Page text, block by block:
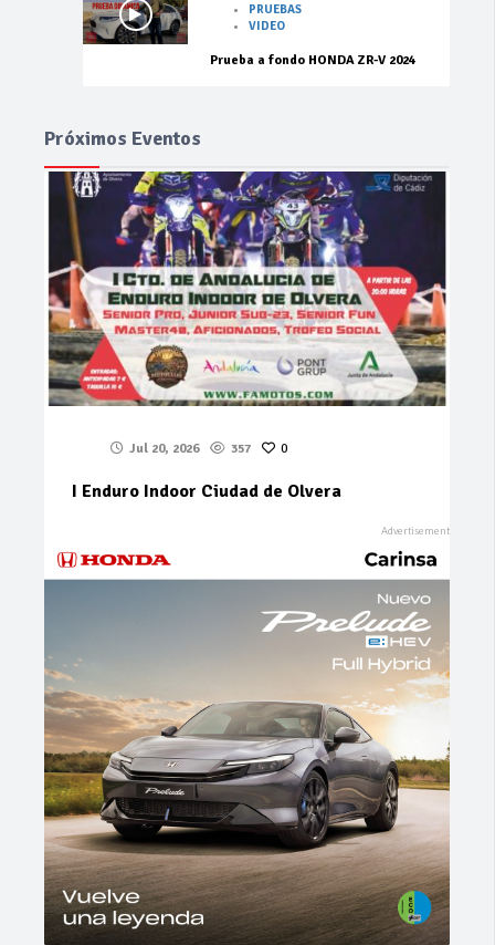
PRUEBAS
VIDEO
Prueba a fondo HONDA ZR-V 2024
Próximos Eventos
Jul 20, 2026 357 0
I Enduro Indoor Ciudad de Olvera